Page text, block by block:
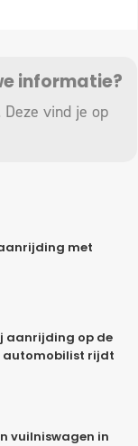
informatie?
vind je op
met
aanrijding op de
automobilist rijdt
vuilniswagen in